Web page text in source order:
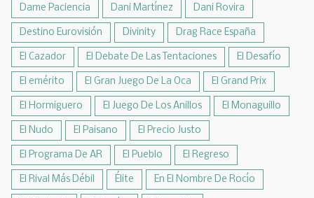
Dame Paciencia Dani Martínez Dani Rovira
Destino Eurovisión Divinity Drag Race España
El Cazador El Debate De Las Tentaciones El Desafío
El emérito El Gran Juego De La Oca El Grand Prix
El Hormiguero El Juego De Los Anillos El Monaguillo
El Nudo El Paisano El Precio Justo
El Programa De AR El Pueblo El Regreso
El Rival Más Débil Élite En El Nombre De Rocío